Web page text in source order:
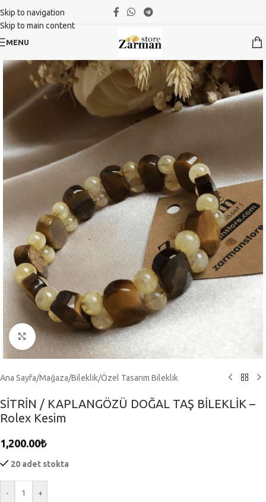
Skip to navigation
Skip to main content
MENU
Click to enlarge
Ana Sayfa/Mağaza/Bileklik/Özel Tasarım Bileklik
SİTRİN / KAPLANGÖZÜ DOĞAL TAŞ BİLEKLİK –
Rolex Kesim
1,200.00₺
20 adet stokta
- +